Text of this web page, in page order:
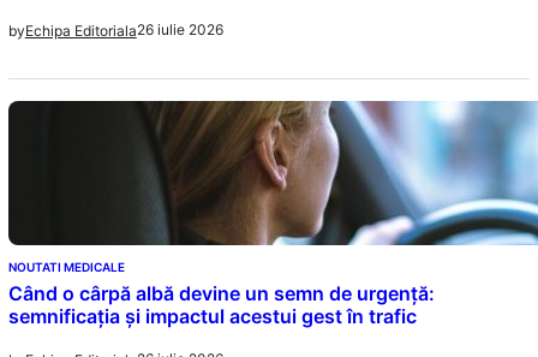
byEchipa Editoriala26 iulie 2026
NOUTATI MEDICALE
Când o cârpă albă devine un semn de urgență:
semnificația și impactul acestui gest în trafic